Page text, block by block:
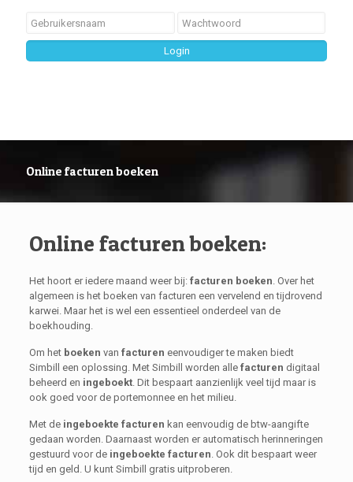
Online facturen boeken
Online facturen boeken:
Het hoort er iedere maand weer bij: facturen boeken . Over het
algemeen is het boeken van facturen een vervelend en tijdrovend
karwei. Maar het is wel een essentieel onderdeel van de
boekhouding.
Om het boeken van facturen eenvoudiger te maken biedt
Simbill een oplossing. Met Simbill worden alle facturen digitaal
beheerd en ingeboekt. Dit bespaart aanzienlijk veel tijd maar is
ook goed voor de portemonnee en het milieu.
Met de ingeboekte facturen kan eenvoudig de btw-aangifte
gedaan worden. Daarnaast worden er automatisch herinneringen
gestuurd voor de ingeboekte facturen . Ook dit bespaart weer
tijd en geld. U kunt Simbill gratis uitproberen.